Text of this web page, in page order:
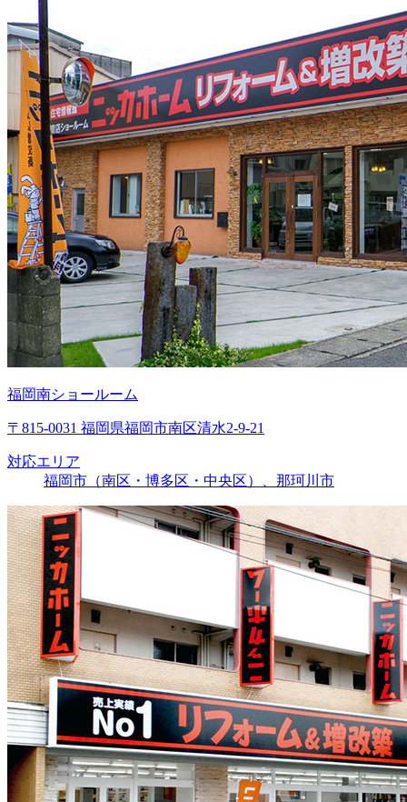
福岡南ショールーム
〒815-0031 福岡県福岡市南区清水2-9-21
対応エリア
福岡市（南区・博多区・中央区）、那珂川市